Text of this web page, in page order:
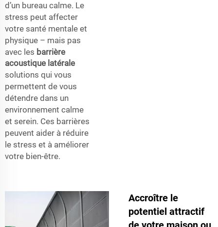
d’un bureau calme. Le
stress peut affecter
votre santé mentale et
physique – mais pas
avec les barrière
acoustique latérale
solutions qui vous
permettent de vous
détendre dans un
environnement calme
et serein. Ces barrières
peuvent aider à réduire
le stress et à améliorer
votre bien-être.
Accroître le
potentiel attractif